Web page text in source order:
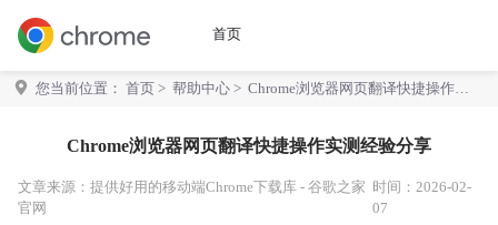
首页
您当前位置： 首页 > 帮助中心 > Chrome浏览器网页翻译快捷操作实
Chrome浏览器网页翻译快捷操作实测经验分享
文章来源： 提供好用的移动端Chrome下载库 - 谷歌之家
官网
时间：2026-02-
07